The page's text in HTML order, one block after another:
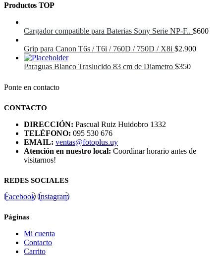
Productos TOP
Cargador compatible para Baterias Sony Serie NP-F.. $600
Grip para Canon T6s / T6i / 760D / 750D / X8i $2.900
Paraguas Blanco Traslucido 83 cm de Diametro $350
Ponte en contacto
CONTACTO
DIRECCIÓN: Pascual Ruiz Huidobro 1332
TELÉFONO: 095 530 676
EMAIL: ventas@fotoplus.uy
Atención en nuestro local: Coordinar horario antes de
visitarnos!
REDES SOCIALES
Facebook Instagram
Páginas
Mi cuenta
Contacto
Carrito